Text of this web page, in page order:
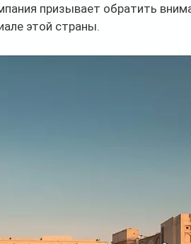
призывает обратить
этой страны.